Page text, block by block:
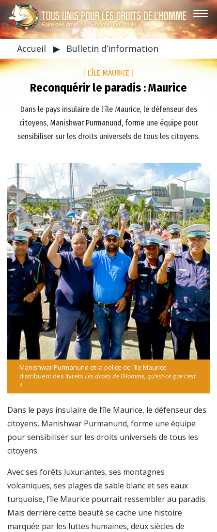
Accueil ▶ Bulletin d’information
L’ÎLE MAURICE
Reconquérir le paradis : Maurice
Dans le pays insulaire de l’île Maurice, le défenseur des
citoyens, Manishwar Purmanund, forme une équipe pour
sensibiliser sur les droits universels de tous les citoyens.
Manishwar Purmanund et la police de l’île Maurice
distribuent des livrets Les droits de l’Homme, qu’est-ce que c’est
?.
Dans le pays insulaire de l’île Maurice, le défenseur des
citoyens, Manishwar Purmanund, forme une équipe
pour sensibiliser sur les droits universels de tous les
citoyens.
Avec ses forêts luxuriantes, ses montagnes
volcaniques, ses plages de sable blanc et ses eaux
turquoise, l’île Maurice pourrait ressembler au paradis.
Mais derrière cette beauté se cache une histoire
marquée par les luttes humaines, deux siècles de